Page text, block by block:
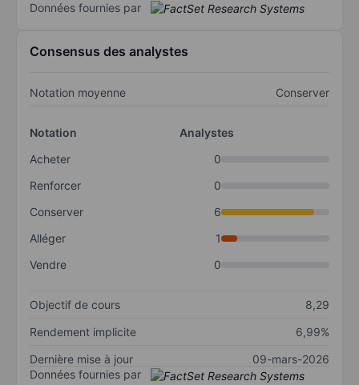
Données fournies par
Consensus des analystes
Notation moyenne Conserver
Notation
Analystes
Acheter
0
Renforcer
0
Conserver
6
Alléger
1
Vendre
0
Objectif de cours
8,29
Rendement implicite
6,99%
Dernière mise à jour
09-mars-2026
Données fournies par